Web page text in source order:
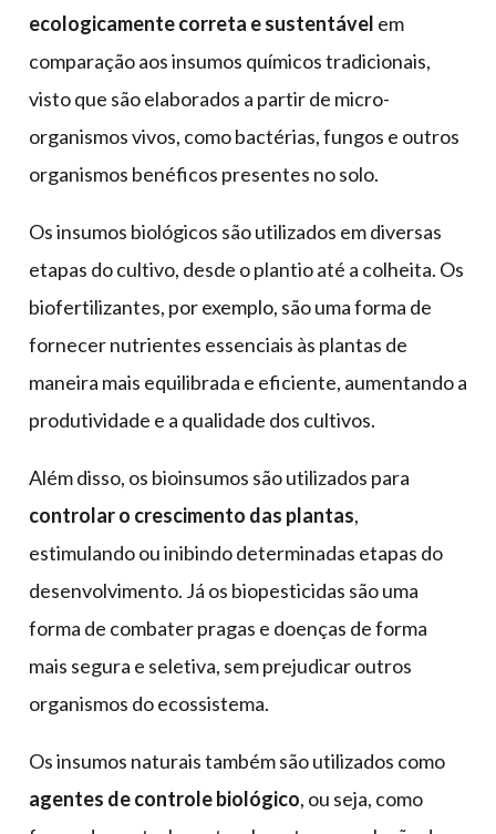
ecologicamente correta e sustentável em
comparação aos insumos químicos tradicionais,
visto que são elaborados a partir de micro-
organismos vivos, como bactérias, fungos e outros
organismos benéficos presentes no solo.
Os insumos biológicos são utilizados em diversas
etapas do cultivo, desde o plantio até a colheita. Os
biofertilizantes, por exemplo, são uma forma de
fornecer nutrientes essenciais às plantas de
maneira mais equilibrada e eficiente, aumentando a
produtividade e a qualidade dos cultivos.
Além disso, os bioinsumos são utilizados para
controlar o crescimento das plantas,
estimulando ou inibindo determinadas etapas do
desenvolvimento. Já os biopesticidas são uma
forma de combater pragas e doenças de forma
mais segura e seletiva, sem prejudicar outros
organismos do ecossistema.
Os insumos naturais também são utilizados como
agentes de controle biológico, ou seja, como